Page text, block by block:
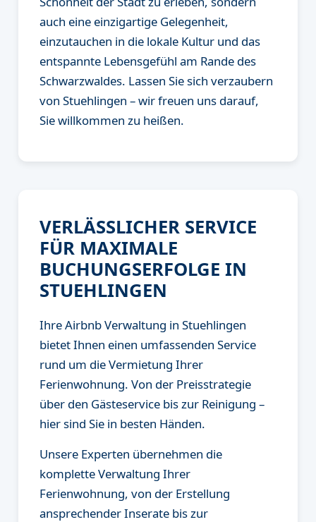
auch eine einzigartige Gelegenheit,
einzutauchen in die lokale Kultur und das
entspannte Lebensgefühl am Rande des
Schwarzwaldes. Lassen Sie sich verzaubern
von Stuehlingen – wir freuen uns darauf,
Sie willkommen zu heißen.
VERLÄSSLICHER SERVICE
FÜR MAXIMALE
BUCHUNGSERFOLGE IN
STUEHLINGEN
Ihre Airbnb Verwaltung in Stuehlingen
bietet Ihnen einen umfassenden Service
rund um die Vermietung Ihrer
Ferienwohnung. Von der Preisstrategie
über den Gästeservice bis zur Reinigung –
hier sind Sie in besten Händen.
Unsere Experten übernehmen die
komplette Verwaltung Ihrer
Ferienwohnung, von der Erstellung
ansprechender Inserate bis zur